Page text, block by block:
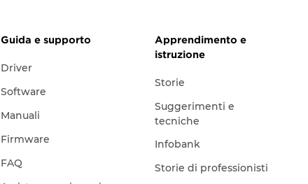
Guida e supporto
Driver
Software
Manuali
Firmware
FAQ
Apprendimento e
istruzione
Storie
Suggerimenti e
tecniche
Infobank
Storie di professionisti